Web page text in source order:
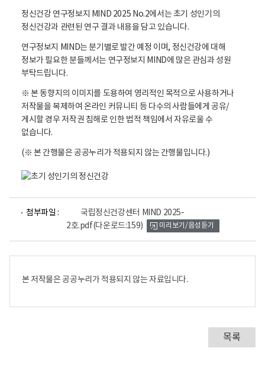
정신건강 연구정보지 MIND 2025 No.2에서는 초기 성인기의
정신건강과 관련된 연구 결과 내용을 담고 있습니다.
연구정보지 MIND는 분기별로 발간 예정 이며, 정신건강에 대해
정보가 필요한 분들께서는 연구정보지 MIND에 많은 관심과 성원
부탁드립니다.
※ 본 동향지의 이미지를 도용하여 영리적인 목적으로 사용하거나
저작물을 복제하여 온라인 커뮤니티 등 다수의 사람들에게 공유/
게시할 경우 저작권 침해로 인한 법적 책임에서 자유로울 수
없습니다.
(※ 본 간행물은 공공누리가 적용되지 않는 간행물입니다.)
첨부파일 :
국립정신건강센터 MIND 2025-
2호.pdf(다운로드:159)
어
미리보기/음성듣기
본 저작물은 공공누리가 적용되지 않는 자료입니다.
목록